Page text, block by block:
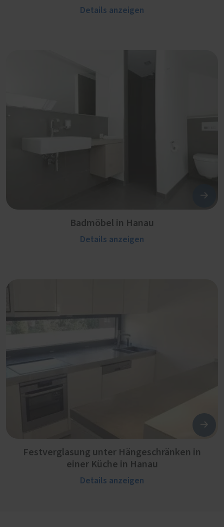
Details anzeigen
Badmöbel in Hanau
Details anzeigen
Festverglasung unter Hängeschränken in
einer Küche in Hanau
Details anzeigen